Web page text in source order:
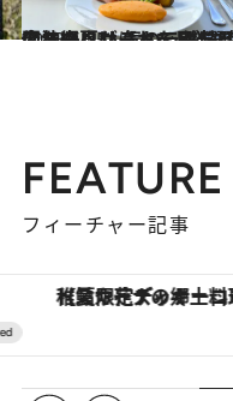
2023.6.25
今年の夏はこれを目当てに沖縄へ 人気のラグジュアリーリゾートで 美味時間を楽しむ【ホテ
旅＆お出かけ
FEATURE
フィーチャー記事
【夏限定ディナーコース】旬を迎える稚鮎や花ズッキーニ